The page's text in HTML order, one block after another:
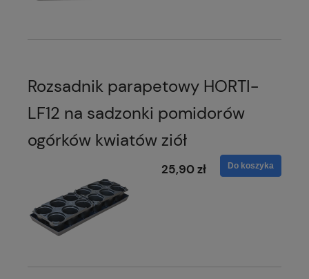
Rozsadnik parapetowy HORTI-
LF12 na sadzonki pomidorów
ogórków kwiatów ziół
25,90 zł Do koszyka